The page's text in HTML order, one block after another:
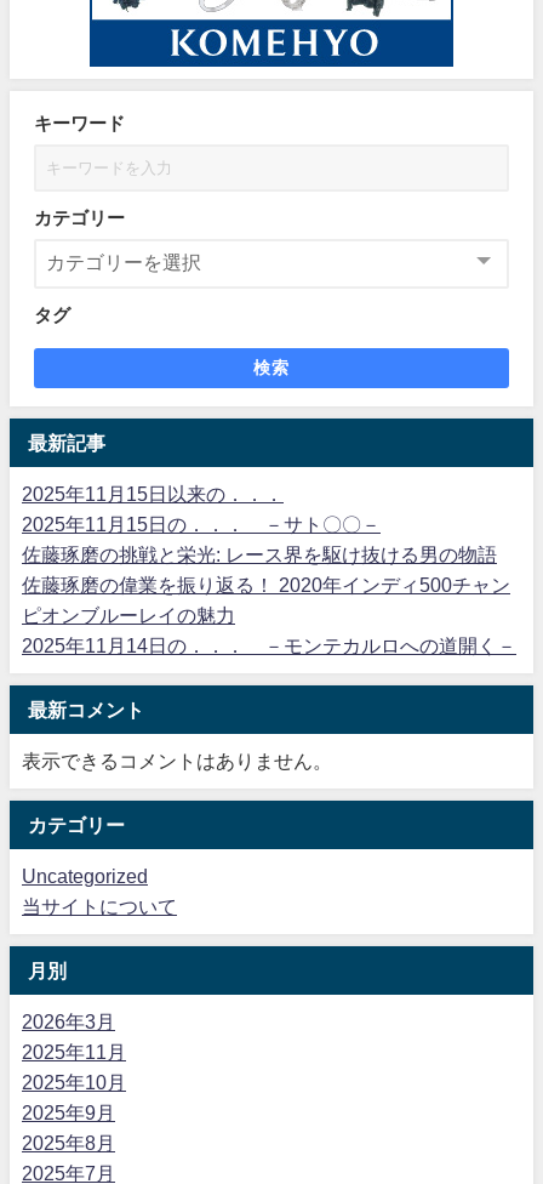
キーワード
カテゴリー
タグ
検索
最新記事
2025年11月15日以来の．．．
2025年11月15日の．．． －サト〇〇－
佐藤琢磨の挑戦と栄光: レース界を駆け抜ける男の物語
佐藤琢磨の偉業を振り返る！ 2020年インディ500チャン
ピオンブルーレイの魅力
2025年11月14日の．．． －モンテカルロへの道開く－
最新コメント
表示できるコメントはありません。
カテゴリー
Uncategorized
当サイトについて
月別
2026年3月
2025年11月
2025年10月
2025年9月
2025年8月
2025年7月